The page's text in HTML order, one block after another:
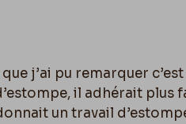
j’ai pu remarquer
il adhérait plus
un travail